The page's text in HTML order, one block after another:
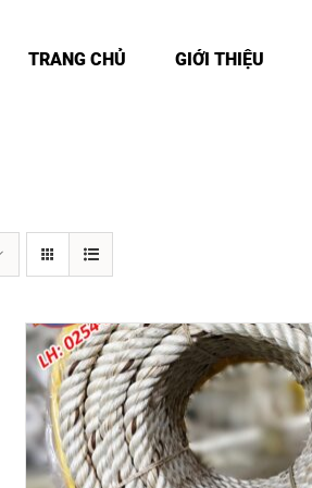
TRANG CHỦ GIỚI THIỆU
DETAILS